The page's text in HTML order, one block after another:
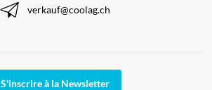
verkauf@coolag.ch
S'inscrire à la Newsletter